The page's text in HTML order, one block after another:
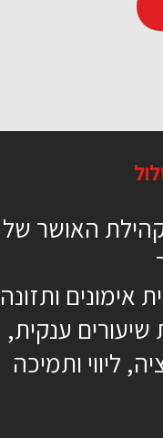
האושר של
אימונים ותזונה
ענקית,
ליווי ותמיכה